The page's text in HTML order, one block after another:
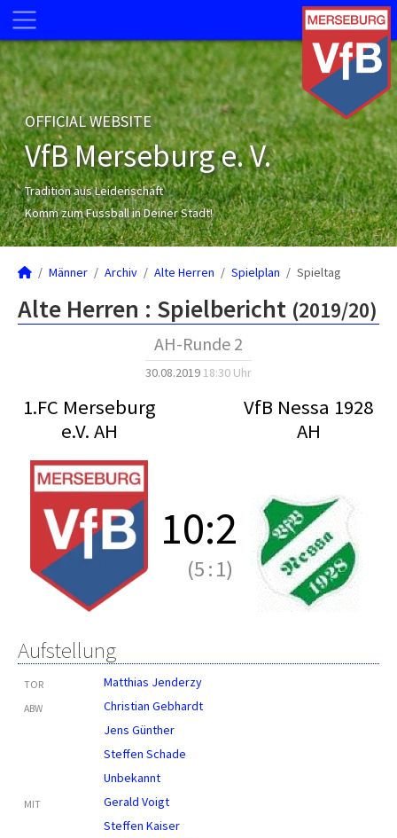
OFFICIAL WEBSITE
VfB Merseburg e. V.
Tradition aus Leidenschaft
Komm zum Fussball in Deiner Stadt!
Männer Archiv Alte Herren Spielplan Spieltag
Alte Herren : Spielbericht (2019/20)
AH-Runde 2
30.08.2019 18:30 Uhr
1.FC Merseburg
e.V. AH
VfB Nessa 1928
AH
10:2
(5:1)
Aufstellung
TOR Matthias Jenderzy
ABW
Christian Gebhardt
Jens Günther
Steffen Schade
Unbekannt
MIT
Gerald Voigt
Steffen Kaiser